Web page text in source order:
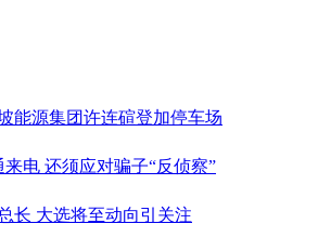
能源集团许连碹登加停车场
电 还须应对骗子“反侦察”
长 大选将至动向引关注